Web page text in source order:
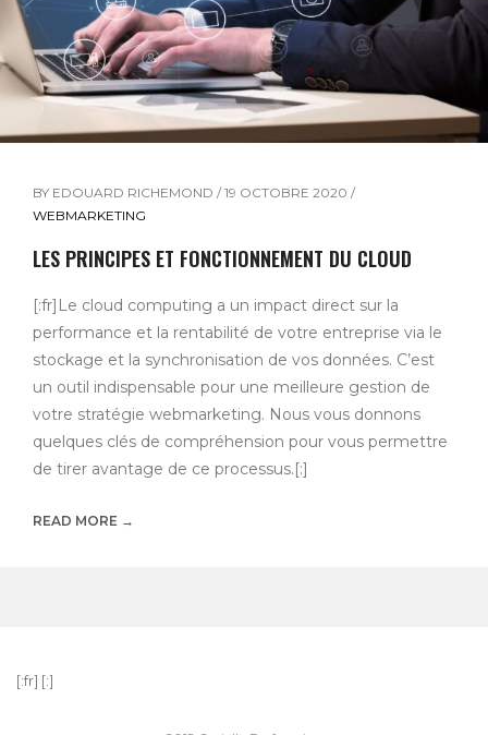
BY EDOUARD RICHEMOND / 19 OCTOBRE 2020 /
WEBMARKETING
LES PRINCIPES ET FONCTIONNEMENT DU CLOUD
[:fr]Le cloud computing a un impact direct sur la
performance et la rentabilité de votre entreprise via le
stockage et la synchronisation de vos données. C’est
un outil indispensable pour une meilleure gestion de
votre stratégie webmarketing. Nous vous donnons
quelques clés de compréhension pour vous permettre
de tirer avantage de ce processus.[:]
READ MORE →
[:fr] [:]